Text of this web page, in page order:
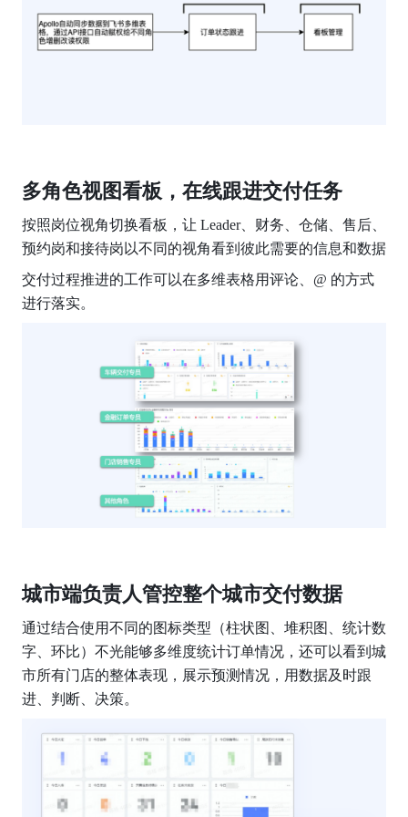
多角色视图看板，在线跟进交付任务
按照岗位视角切换看板，让 Leader、财务、仓储、售后、
预约岗和接待岗以不同的视角看到彼此需要的信息和数据
交付过程推进的工作可以在多维表格用评论、@ 的方式
进行落实。
城市端负责人管控整个城市交付数据
通过结合使用不同的图标类型（柱状图、堆积图、统计数
字、环比）不光能够多维度统计订单情况，还可以看到城
市所有门店的整体表现，展示预测情况，用数据及时跟
进、判断、决策。